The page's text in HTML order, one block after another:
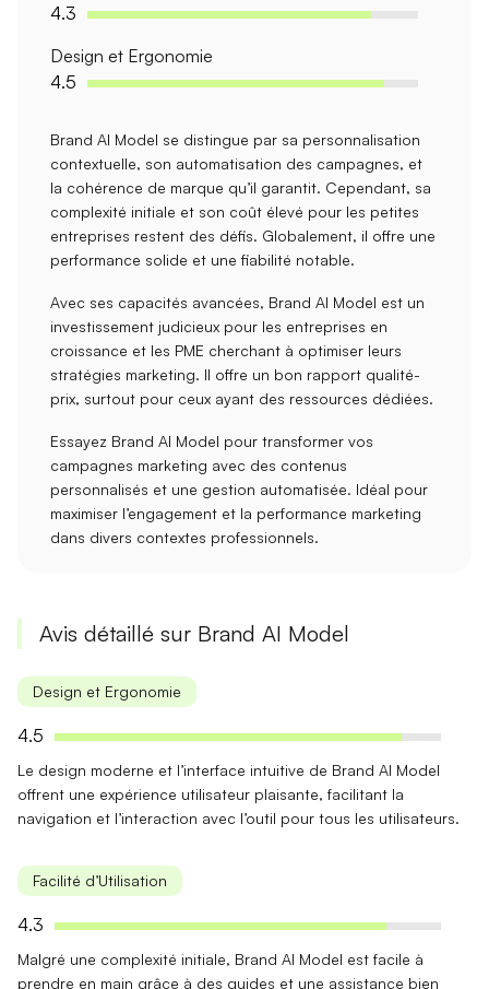
4.3
Design et Ergonomie
4.5
Brand AI Model se distingue par sa personnalisation
contextuelle, son automatisation des campagnes, et
la cohérence de marque qu’il garantit. Cependant, sa
complexité initiale et son coût élevé pour les petites
entreprises restent des défis. Globalement, il offre une
performance solide et une fiabilité notable.
Avec ses capacités avancées, Brand AI Model est un
investissement judicieux pour les entreprises en
croissance et les PME cherchant à optimiser leurs
stratégies marketing. Il offre un bon rapport qualité-
prix, surtout pour ceux ayant des ressources dédiées.
Essayez Brand AI Model pour transformer vos
campagnes marketing avec des contenus
personnalisés et une gestion automatisée. Idéal pour
maximiser l’engagement et la performance marketing
dans divers contextes professionnels.
Avis détaillé sur Brand AI Model
Design et Ergonomie
4.5
Le design moderne et l’interface intuitive de Brand AI Model
offrent une expérience utilisateur plaisante, facilitant la
navigation et l’interaction avec l’outil pour tous les utilisateurs.
Facilité d’Utilisation
4.3
Malgré une complexité initiale, Brand AI Model estfacile à
prendre en main grâce à des guides et une assistance bien